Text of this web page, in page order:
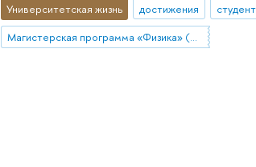
Университетская жизнь достижения
Магистерская программа «Физика» (Санкт-Петербург)